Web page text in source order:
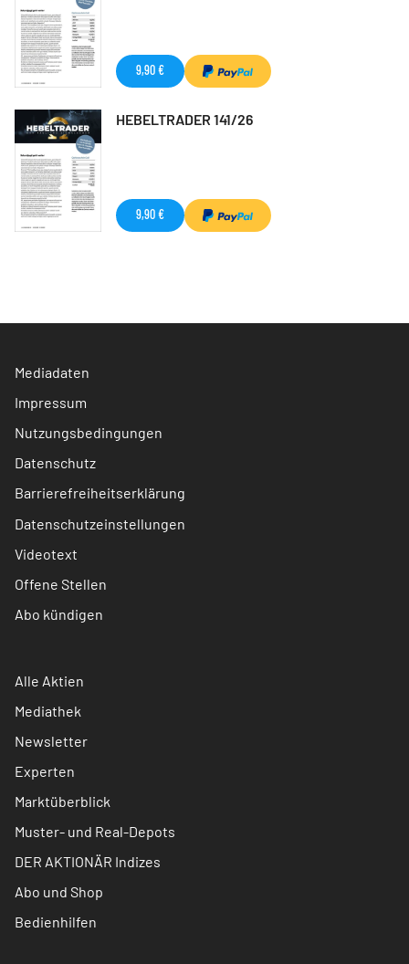
9,90 €
HEBELTRADER 141/26
9,90 €
Mediadaten
Impressum
Nutzungsbedingungen
Datenschutz
Barrierefreiheitserklärung
Datenschutzeinstellungen
Videotext
Offene Stellen
Abo kündigen
Alle Aktien
Mediathek
Newsletter
Experten
Marktüberblick
Muster- und Real-Depots
DER AKTIONÄR Indizes
Abo und Shop
Bedienhilfen